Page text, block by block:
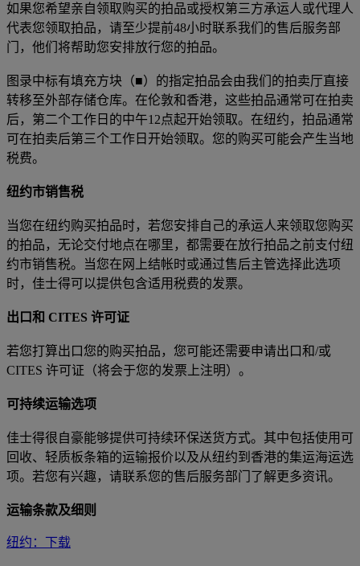
如果您希望亲自领取购买的拍品或授权第三方承运人或代理人
代表您领取拍品，请至少提前48小时联系我们的售后服务部
门，他们将帮助您安排放行您的拍品。
图录中标有填充方块（■）的指定拍品会由我们的拍卖厅直接
转移至外部存储仓库。在伦敦和香港，这些拍品通常可在拍卖
后，第二个工作日的中午12点起开始领取。在纽约，拍品通常
可在拍卖后第三个工作日开始领取。您的购买可能会产生当地
税费。
纽约市销售税
当您在纽约购买拍品时，若您安排自己的承运人来领取您购买
的拍品，无论交付地点在哪里，都需要在放行拍品之前支付纽
约市销售税。当您在网上结帐时或通过售后主管选择此选项
时，佳士得可以提供包含适用税费的发票。
出口和 CITES 许可证
若您打算出口您的购买拍品，您可能还需要申请出口和/或
CITES 许可证（将会于您的发票上注明）。
可持续运输选项
佳士得很自豪能够提供可持续环保送货方式。其中包括使用可
回收、轻质板条箱的运输报价以及从纽约到香港的集运海运选
项。若您有兴趣，请联系您的售后服务部门了解更多资讯。
运输条款及细则
纽约： 下载